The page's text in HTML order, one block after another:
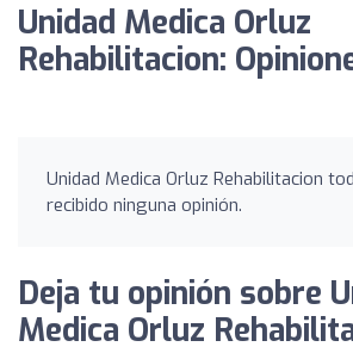
Unidad Medica Orluz
Rehabilitacion:
Unidad Medica Orluz Rehabilitacion
recibido ninguna opinión.
Deja tu opinión sobre
Medica Orluz